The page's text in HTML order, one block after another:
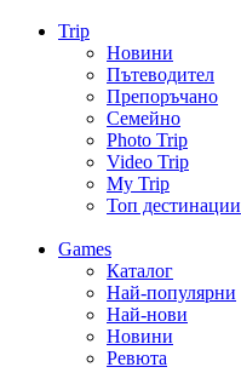
Trip
Новини
Пътеводител
Препоръчано
Семейно
Photo Trip
Video Trip
My Trip
Топ дестинации
Games
Каталог
Най-популярни
Най-нови
Новини
Ревюта